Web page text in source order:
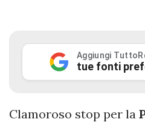
Aggiungi
tue fonti
Clamoroso stop per la